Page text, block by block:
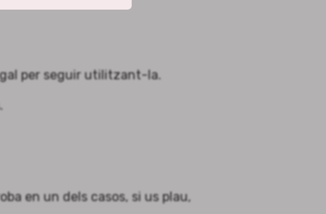
per seguir utilitzant-la.
en un dels casos, si us plau,